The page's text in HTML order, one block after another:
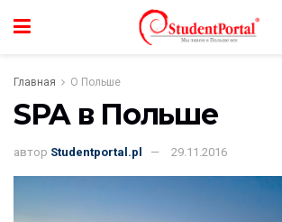
Главная О Польше
SPA в Польше
автор Studentportal.pl 29.11.2016